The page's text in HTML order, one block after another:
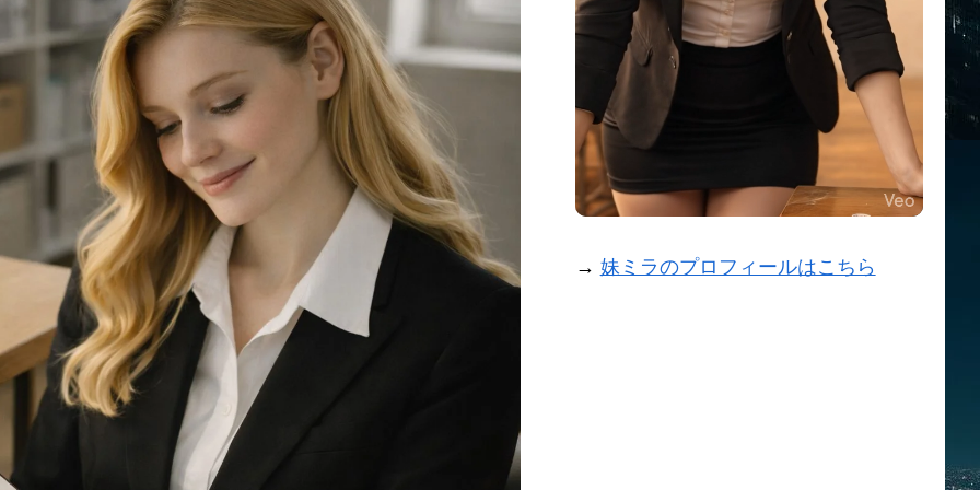
→ 妹ミラのプロフィールはこちら